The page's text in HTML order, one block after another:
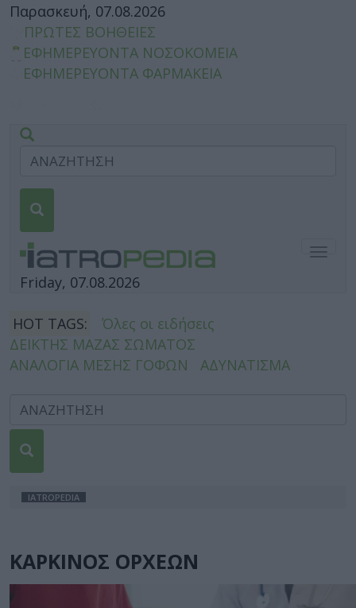
Παρασκευή, 07.08.2026
ΠΡΩΤΕΣ ΒΟΗΘΕΙΕΣ
ΕΦΗΜΕΡΕΥΟΝΤΑ ΝΟΣΟΚΟΜΕΙΑ
ΕΦΗΜΕΡΕΥΟΝΤΑ ΦΑΡΜΑΚΕΙΑ
Friday, 07.08.2026
HOT TAGS:
Όλες οι ειδήσεις
ΔΕΙΚΤΗΣ ΜΑΖΑΣ ΣΩΜΑΤΟΣ
ΑΝΑΛΟΓΙΑ ΜΕΣΗΣ ΓΟΦΩΝ
ΑΔΥΝΑΤΙΣΜΑ
IATROPEDIA
ΚΑΡΚΙΝΟΣ ΟΡΧΕΩΝ